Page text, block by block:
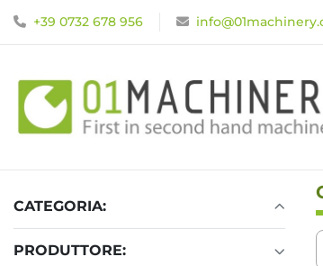
+39 0732 678 956
CATEGORIA:
PRODUTTORE: